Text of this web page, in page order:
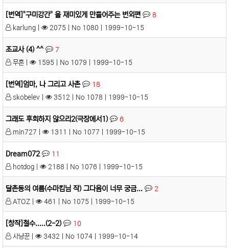
[번역]"구미강간" 을 재미있게 만들어주는 번외편
8
karlung |
2075 | No 1080 | 1999-10-15
조교사 (4) ^^
7
무흔 |
1595 | No 1079 | 1999-10-15
[번역]엄마, 나 그리고 사촌
18
skobelev |
3512 | No 1078 | 1999-10-15
그래도 후회하지 않으리2(극장에서1)
6
min727 |
1311 | No 1077 | 1999-10-15
Dream072
11
hotdog |
2188 | No 1076 | 1999-10-15
달촌동의 여름(수마킴님 작) 그다음이 너무 궁금...
2
ATOZ |
461 | No 1075 | 1999-10-15
[창작]철수.....(2-2)
10
사냥꾼 |
3432 | No 1074 | 1999-10-14